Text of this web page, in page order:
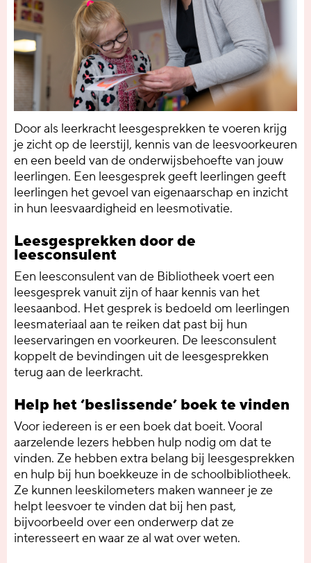
Door als leerkracht leesgesprekken te voeren krijg
je zicht op de leerstijl, kennis van de leesvoorkeuren
en een beeld van de onderwijsbehoefte van jouw
leerlingen. Een leesgesprek geeft leerlingen geeft
leerlingen het gevoel van eigenaarschap en inzicht
in hun leesvaardigheid en leesmotivatie.
Leesgesprekken door de
leesconsulent
Een leesconsulent van de Bibliotheek voert een
leesgesprek vanuit zijn of haar kennis van het
leesaanbod. Het gesprek is bedoeld om leerlingen
leesmateriaal aan te reiken dat past bij hun
leeservaringen en voorkeuren. De leesconsulent
koppelt de bevindingen uit de leesgesprekken
terug aan de leerkracht.
Help het ‘beslissende’ boek te vinden
Voor iedereen is er een boek dat boeit. Vooral
aarzelende lezers hebben hulp nodig om dat te
vinden. Ze hebben extra belang bij leesgesprekken
en hulp bij hun boekkeuze in de schoolbibliotheek.
Ze kunnen leeskilometers maken wanneer je ze
helpt leesvoer te vinden dat bij hen past,
bijvoorbeeld over een onderwerp dat ze
interesseert en waar ze al wat over weten.